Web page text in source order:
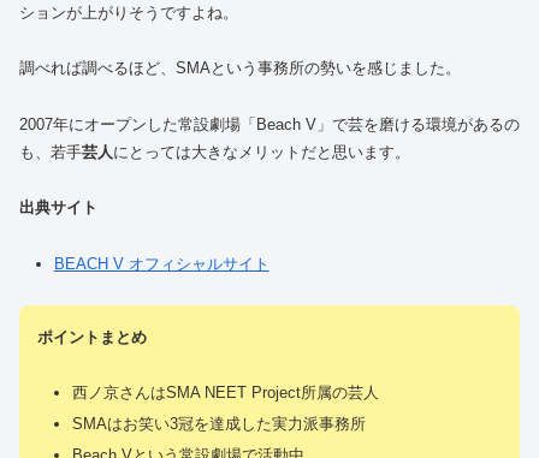
ションが上がりそうですよね。
調べれば調べるほど、SMAという事務所の勢いを感じました。
2007年にオープンした常設劇場「Beach V」で芸を磨ける環境があるの
も、若手芸人 にとっては大きなメリットだと思います。
出典サイト
BEACH V オフィシャルサイト
ポイントまとめ
西ノ京さんはSMA NEET Project所属の芸人
SMAはお笑い3冠を達成した実力派事務所